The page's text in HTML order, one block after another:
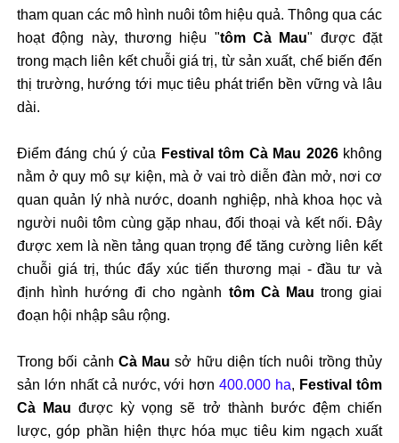
tham quan các mô hình nuôi tôm hiệu quả. Thông qua các
hoạt động này, thương hiệu "tôm Cà Mau" được đặt
trong mạch liên kết chuỗi giá trị, từ sản xuất, chế biến đến
thị trường, hướng tới mục tiêu phát triển bền vững và lâu
dài.
Điểm đáng chú ý của Festival tôm Cà Mau 2026không
nằm ở quy mô sự kiện, mà ở vai trò diễn đàn mở, nơi cơ
quan quản lý nhà nước, doanh nghiệp, nhà khoa học và
người nuôi tôm cùng gặp nhau, đối thoại và kết nối. Đây
được xem là nền tảng quan trọng để tăng cường liên kết
chuỗi giá trị, thúc đẩy xúc tiến thương mại - đầu tư và
định hình hướng đi cho ngành tôm Cà Mau trong giai
đoạn hội nhập sâu rộng.
Trong bối cảnh Cà Mau sở hữu diện tích nuôi trồng thủy
sản lớn nhất cả nước, với hơn400.000 ha, Festival tôm
Cà Mau được kỳ vọng sẽ trở thành bước đệm chiến
lược, góp phần hiện thực hóa mục tiêu kim ngạch xuất